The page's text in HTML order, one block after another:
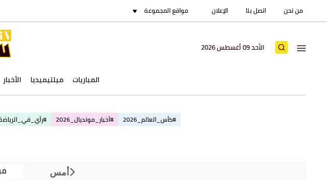
من نحن اتصل بنا الإعلان مواقع المجموعة
الأحد 09 أغسطس 2026
المباريات ميلتيميديا الأخبار
#كأس_العالم_2026 #أخبار_مونديال_2026
أمس